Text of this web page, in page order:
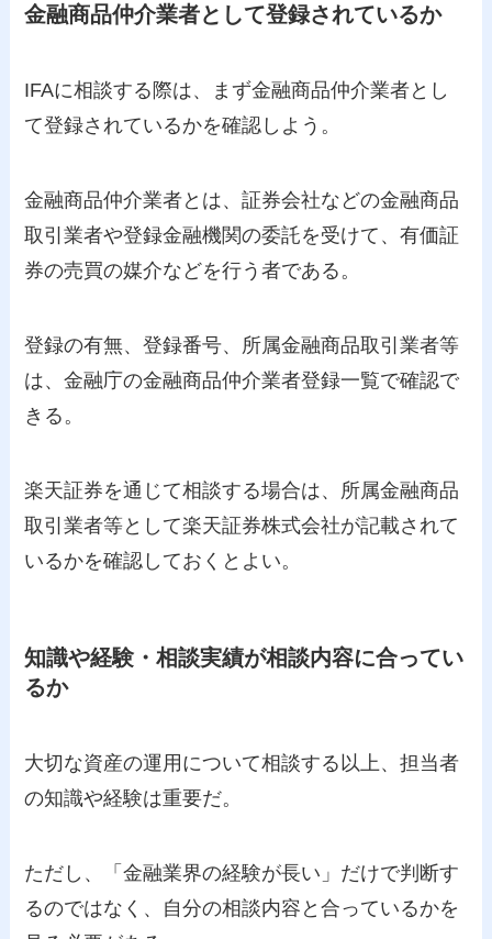
金融商品仲介業者として登録されているか
IFAに相談する際は、まず金融商品仲介業者とし
て登録されているかを確認しよう。
金融商品仲介業者とは、証券会社などの金融商品
取引業者や登録金融機関の委託を受けて、有価証
券の売買の媒介などを行う者である。
登録の有無、登録番号、所属金融商品取引業者等
は、金融庁の金融商品仲介業者登録一覧で確認で
きる。
楽天証券を通じて相談する場合は、所属金融商品
取引業者等として楽天証券株式会社が記載されて
いるかを確認しておくとよい。
知識や経験・相談実績が相談内容に合ってい
るか
大切な資産の運用について相談する以上、担当者
の知識や経験は重要だ。
ただし、「金融業界の経験が長い」だけで判断す
るのではなく、自分の相談内容と合っているかを